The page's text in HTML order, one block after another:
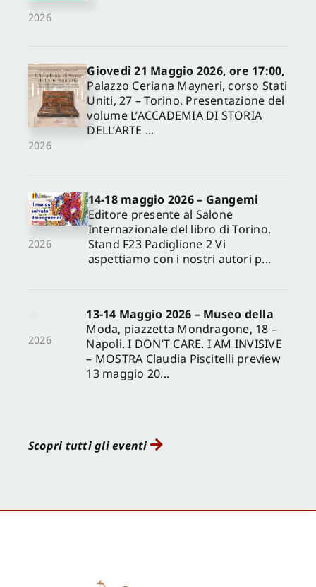
2026
2026
Giovedì 21 Maggio 2026, ore 17:00,
Palazzo Ceriana Mayneri, corso Stati
Uniti, 27 – Torino. Presentazione del
volume L’ACCADEMIA DI STORIA
DELL’ARTE ...
2026
14-18 maggio 2026 – Gangemi
Editore presente al Salone
Internazionale del libro di Torino.
Stand F23 Padiglione 2 Vi
aspettiamo con i nostri autori p...
2026
13-14 Maggio 2026 – Museo della
Moda, piazzetta Mondragone, 18 –
Napoli. I DON’T CARE. I AM INVISIVE
– MOSTRA Claudia Piscitelli preview
13 maggio 20...
Scopri tutti gli eventi